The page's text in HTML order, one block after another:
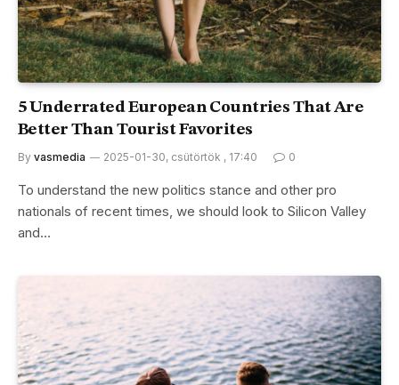
5 Underrated European Countries That Are
Better Than Tourist Favorites
By vasmedia 2025-01-30, csütörtök , 17:40 0
To understand the new politics stance and other pro
nationals of recent times, we should look to Silicon Valley
and…